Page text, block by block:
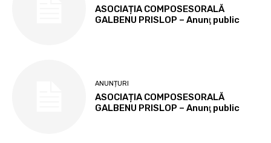
ASOCIAȚIA COMPOSESORALĂ
GALBENU PRISLOP – Anunţ public
ANUNȚURI
ASOCIAȚIA COMPOSESORALĂ
GALBENU PRISLOP – Anunţ public